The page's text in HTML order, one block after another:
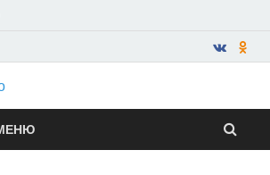
ForPost —
Авто